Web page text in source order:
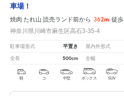
車場！
焼肉 たれ山 読売ランド前から 362m 徒歩
神奈川県川崎市麻生区高石3-35-4
駐車場形式 平置き 屋内外形式
全長 500cm 全幅
軽 コ 中型 ボックス SUV